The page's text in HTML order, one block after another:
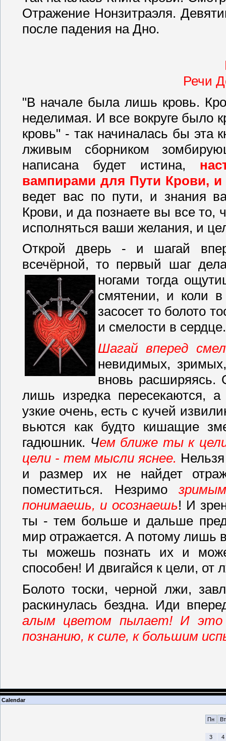
Отражение Нонзитраэля.
после падения на Дно.
Речи
"В начале была лишь кровь.
неделимая. И все вокруге было
кровь" - так начиналась бы эта
лживым сборником
написана будет истина,
вампирами для Пути Крови,
ведет вас по пути, и знания
Крови, и да познаете вы все то,
исполняться ваши желания, и
Открой дверь - и шагай
всечёрной, то первый шаг
ногами тогда
смятении, и коли
засосет то болото
и смелости в
Шагай вперед
невидимых,
вновь расширяясь.
лишь изредка пересекаются,
узкие очень, есть с кучей
вьются как будто кишащие
гадюшник. Чем ближе ты к
цели - тем мысли яснее.
и размер их не найдет
поместиться. Незримо
понимаешь, и осознаешь! И
ты - тем больше и дальше
мир отражается. А потому лишь
ты можешь познать их и
способен! И двигайся к цели, от
Болото тоски, черной лжи,
раскинулась бездна. Иди
алым цветом пылает! И это
познанию, к силе, к большим
Calendar
Пн
Вт
3
4